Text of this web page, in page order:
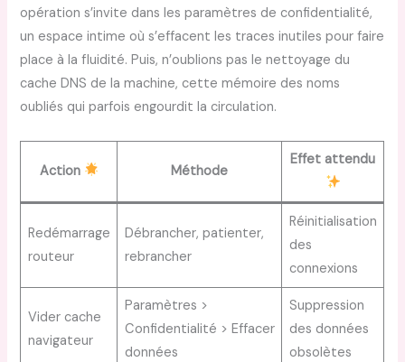
opération s’invite dans les paramètres de confidentialité,
un espace intime où s’effacent les traces inutiles pour faire
place à la fluidité. Puis, n’oublions pas le nettoyage du
cache DNS de la machine, cette mémoire des noms
oubliés qui parfois engourdit la circulation.
Action Méthode
Effet attendu
Redémarrage
routeur
Débrancher, patienter,
rebrancher
Réinitialisation
des
connexions
Vider cache
navigateur
Paramètres >
Confidentialité > Effacer
données
Suppression
des données
obsolètes